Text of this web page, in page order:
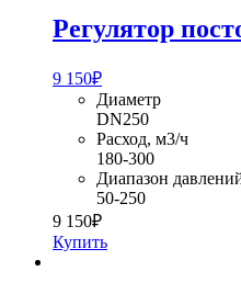
Регулятор
9 150₽
Диаметр
DN250
Расход, м3/ч
180-300
Диапазон
50-250
9 150₽
Купить